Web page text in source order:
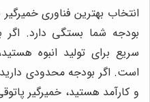
انتخاب بهترین فناوری
بودجه شما بستگی دارد. اگر
سریع برای تولید انبوه
است. اگر بودجه محدودی
و کارآمد هستید، خمیرگیر